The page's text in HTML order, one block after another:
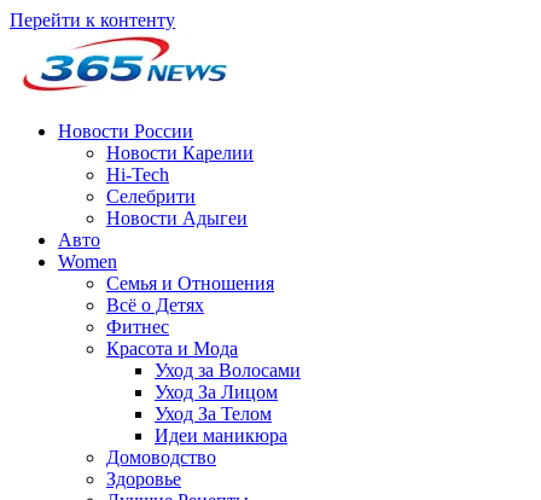
Перейти к контенту
Новости России
Новости Карелии
Hi-Tech
Селебрити
Новости Адыгеи
Авто
Women
Семья и Отношения
Всё о Детях
Фитнес
Красота и Мода
Уход за Волосами
Уход За Лицом
Уход За Телом
Идеи маникюра
Домоводство
Здоровье